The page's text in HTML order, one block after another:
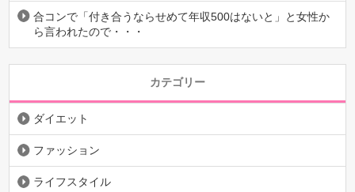
合コンで「付き合うならせめて年収500はないと」と女性か
ら言われたので・・・
カテゴリー
ダイエット
ファッション
ライフスタイル